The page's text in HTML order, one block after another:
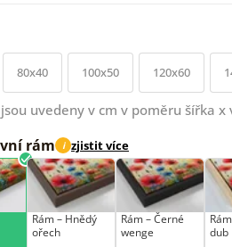
80x40 100x50 120x60
uvedeny v cm v poměru šířka x
rám i zjistit více
Rám –⁠⁠⁠⁠⁠⁠ Hnědý
ořech
Rám –⁠⁠⁠⁠⁠⁠ Černé
wenge
dub